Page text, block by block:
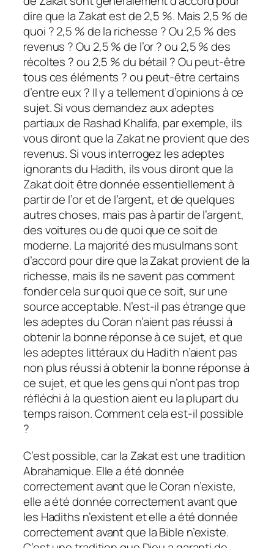
dire que la Zakat est de 2,5 %. Mais 2,5 % de
quoi ? 2,5 % de la richesse ? Ou 2,5 % des
revenus ? Ou 2,5 % de l’or ? ou 2,5 % des
récoltes ? ou 2,5 % du bétail ? Ou peut-être
tous ces éléments ? ou peut-être certains
d’entre eux ? Il y a tellement d’opinions à ce
sujet. Si vous demandez aux adeptes
partiaux de Rashad Khalifa, par exemple, ils
vous diront que la Zakat ne provient que des
revenus. Si vous interrogez les adeptes
ignorants du Hadith, ils vous diront que la
Zakat doit être donnée essentiellement à
partir de l’or et de l’argent, et de quelques
autres choses, mais pas à partir de l’argent,
des voitures ou de quoi que ce soit de
moderne. La majorité des musulmans sont
d’accord pour dire que la Zakat provient de la
richesse, mais ils ne savent pas comment
fonder cela sur quoi que ce soit, sur une
source acceptable. N’est-il pas étrange que
les adeptes du Coran n’aient pas réussi à
obtenir la bonne réponse à ce sujet, et que
les adeptes littéraux du Hadith n’aient pas
non plus réussi à obtenir la bonne réponse à
ce sujet, et que les gens qui n’ont pas trop
réfléchi à la question aient eu la plupart du
temps raison. Comment cela est-il possible
?
C’est possible, car la Zakat est une tradition
Abrahamique. Elle a été donnée
correctement avant que le Coran n’existe,
elle a été donnée correctement avant que
les Hadiths n’existent et elle a été donnée
correctement avant que la Bible n’existe.